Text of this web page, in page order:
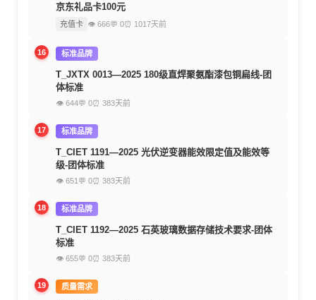
京东礼品卡100元
充值卡 👁 666💬 0⏰ 1017天前
16 标准品牌
T_JXTX 0013—2025 180级直焊聚氨酯漆包铜扁线-团
体标准
👁 644💬 0⏰ 383天前
17 标准品牌
T_CIET 1191—2025 光伏逆变器能效限定值及能效等
级-团体标准
👁 651 💬 0⏰ 383天前
18 标准品牌
T_CIET 1192—2025 石英玻璃数据存储技术要求-团体
标准
👁 655💬 0⏰ 383天前
19 质量需求